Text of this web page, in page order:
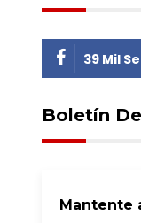
39 Mil
Boletín
Mantente